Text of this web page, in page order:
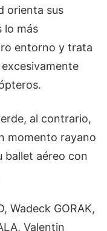
orienta sus
lo más
entorno y trata
al contrario,
momento rayano
ballet aéreo con
Wadeck GORAK,
Valentin